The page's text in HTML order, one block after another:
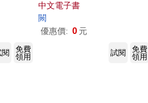
中文電子書
闕
優惠價: 0 元
閱
免費
領用
試閱
免費
領用